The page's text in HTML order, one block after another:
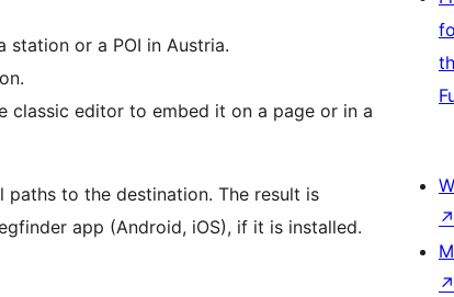
station or a POI in Austria.
classic editor to embed it on a page or in a
to the destination. The result is
app (Android, iOS), if it is installed.
↗
↗